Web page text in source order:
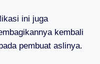
ini juga
kembali
pembuat aslinya.